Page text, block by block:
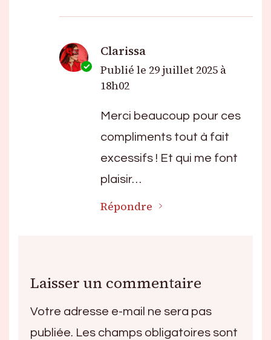
Clarissa
Publié le 29 juillet 2025 à
18h02
Merci beaucoup pour ces
compliments tout à fait
excessifs ! Et qui me font
plaisir…
Répondre
Laisser un commentaire
Votre adresse e-mail ne sera pas
publiée. Les champs obligatoires sont